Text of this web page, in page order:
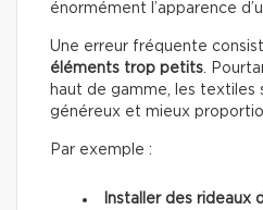
énormément l’apparence
Une erreur fréquente
éléments trop petits.
haut de gamme, les textiles
généreux et mieux
Par exemple :
Installer des rideaux